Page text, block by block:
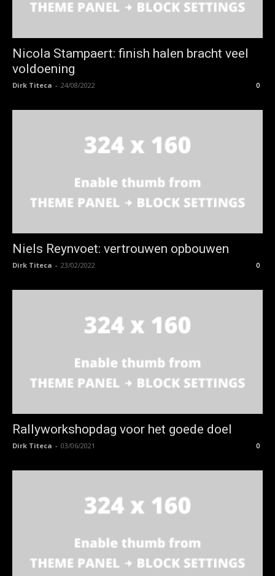
Nicola Stampaert: finish halen bracht veel
voldoening
Dirk Titeca - 24/08/2022 0
Niels Reynvoet: vertrouwen opbouwen
Dirk Titeca - 23/02/2022 0
Rallyworkshopdag voor het goede doel
Dirk Titeca - 03/06/2021 0